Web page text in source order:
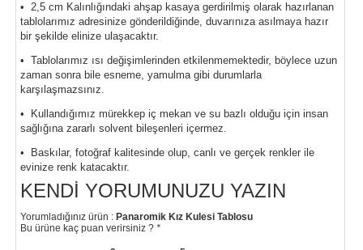
• 2,5 cm Kalınlığındaki ahşap kasaya gerdirilmiş olarak hazırlanan
tablolarımız adresinize gönderildiğinde, duvarınıza asılmaya hazır
bir şekilde elinize ulaşacaktır.
• Tablolarımız ısı değişimlerinden etkilenmemektedir, böylece uzun
zaman sonra bile esneme, yamulma gibi durumlarla
karşılaşmazsınız.
• Kullandığımız mürekkep iç mekan ve su bazlı olduğu için insan
sağlığına zararlı solvent bileşenleri içermez.
• Baskılar, fotoğraf kalitesinde olup, canlı ve gerçek renkler ile
evinize renk katacaktır.
KENDI YORUMUNUZU YAZIN
Yorumladığınız ürün : Panaromik Kız Kulesi Tablosu
Bu ürüne kaç puan verirsiniz ? *